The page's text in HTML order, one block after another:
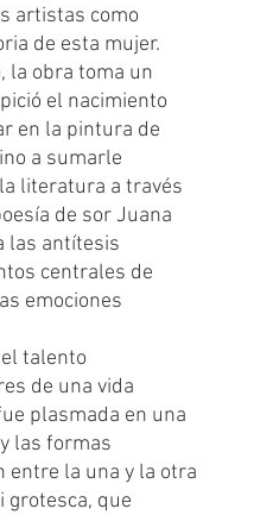
artistas como
de esta mujer.
la obra toma un
el nacimiento
en la pintura de
a sumarle
literatura a través
de sor Juana
las antítesis
centrales de
emociones
de una vida
plasmada en una
las formas
entre la una y la otra
grotesca, que